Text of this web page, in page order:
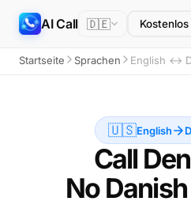
AI Call 🇩🇪
Startseite Sprachen English ↔
🇺🇸English
Call
No